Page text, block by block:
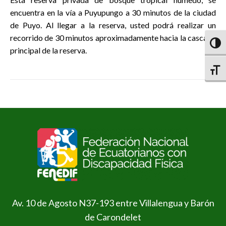
encuentra en la vía a Puyupungo a 30 minutos de la ciudad
de Puyo. Al llegar a la reserva, usted podrá realizar un
recorrido de 30 minutos aproximadamente hacia la cascada
principal de la reserva.
Av. 10 de Agosto N37-193 entre Villalengua y Barón
de Carondelet